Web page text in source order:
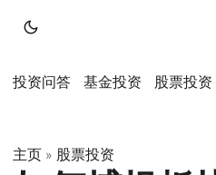
投资问答 基金投资 股票投资
主页 » 股票投资